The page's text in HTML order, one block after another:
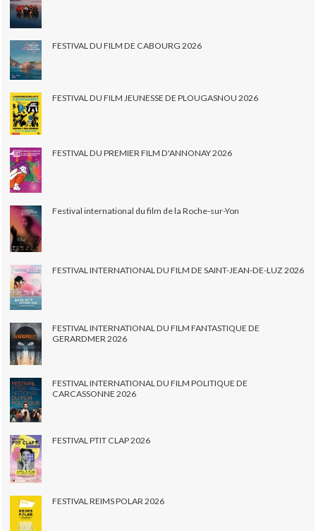
FESTIVAL DU FILM DE CABOURG 2026
FESTIVAL DU FILM JEUNESSE DE PLOUGASNOU 2026
FESTIVAL DU PREMIER FILM D'ANNONAY 2026
Festival international du film de la Roche-sur-Yon
FESTIVAL INTERNATIONAL DU FILM DE SAINT-JEAN-DE-LUZ 2026
FESTIVAL INTERNATIONAL DU FILM FANTASTIQUE DE
GERARDMER 2026
FESTIVAL INTERNATIONAL DU FILM POLITIQUE DE
CARCASSONNE 2026
FESTIVAL PTIT CLAP 2026
FESTIVAL REIMS POLAR 2026